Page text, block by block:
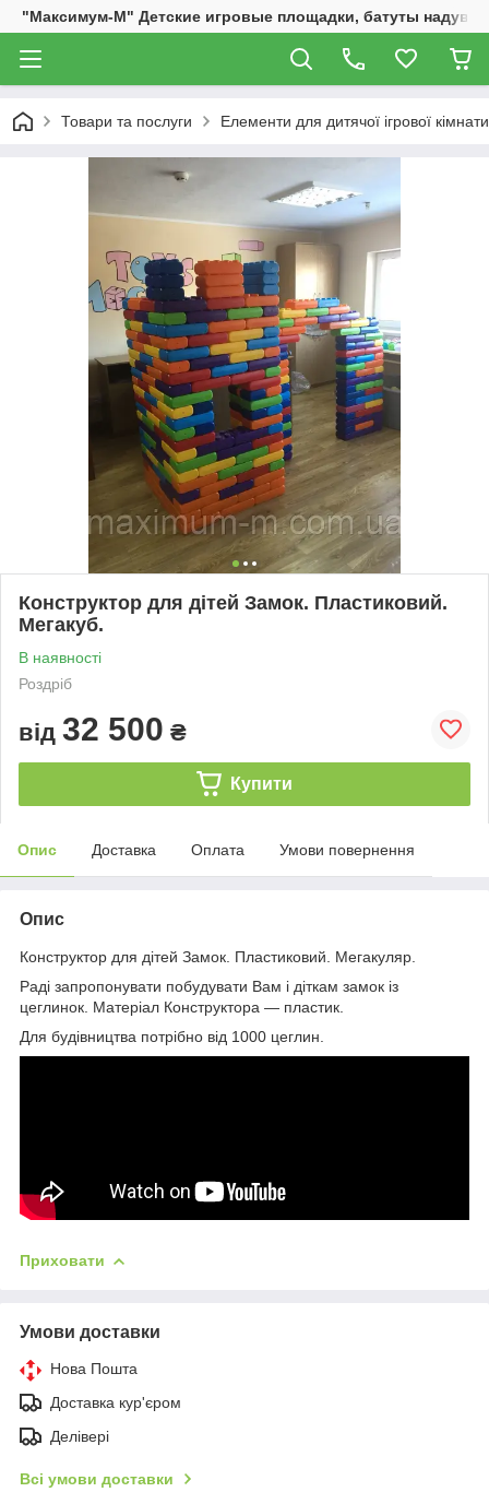
"Максимум-М" Детские игровые площадки, батуты
Товари та послуги Елементи для дитячої ігрової кімнати
Конструктор для дітей Замок. Пластиковий.
Мегакуб.
В наявності
Роздріб
від 32 500 ₴
Купити
Опис Доставка Оплата Умови повернення
Опис
Конструктор для дітей Замок. Пластиковий. Мегакуляр.
Раді запропонувати побудувати Вам і діткам замок із
цеглинок. Матеріал Конструктора — пластик.
Для будівництва потрібно від 1000 цеглин.
Приховати
Умови доставки
Нова Пошта
Доставка кур'єром
Делівері
Всі умови доставки